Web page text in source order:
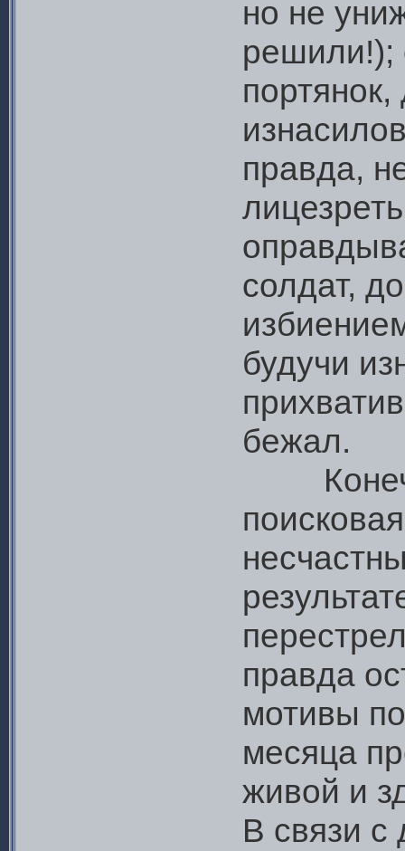
но не
решили!);
правда,
солдат,
будучи
бежал.
правда
мотивы
месяца
живой и
В связи с